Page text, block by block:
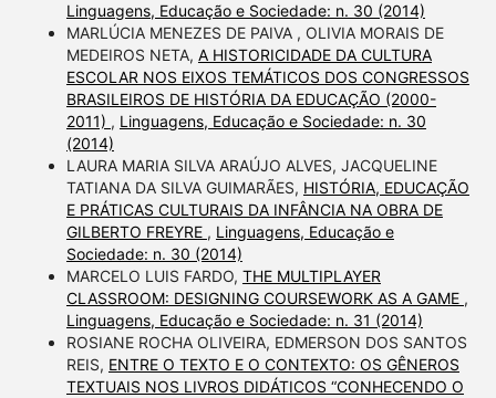
Linguagens, Educação e Sociedade: n. 30 (2014)
MARLÚCIA MENEZES DE PAIVA , OLIVIA MORAIS DE
MEDEIROS NETA, A HISTORICIDADE DA CULTURA
ESCOLAR NOS EIXOS TEMÁTICOS DOS CONGRESSOS
BRASILEIROS DE HISTÓRIA DA EDUCAÇÃO (2000-
2011) , Linguagens, Educação e Sociedade: n. 30
(2014)
LAURA MARIA SILVA ARAÚJO ALVES, JACQUELINE
TATIANA DA SILVA GUIMARÃES, HISTÓRIA, EDUCAÇÃO
E PRÁTICAS CULTURAIS DA INFÂNCIA NA OBRA DE
GILBERTO FREYRE , Linguagens, Educação e
Sociedade: n. 30 (2014)
MARCELO LUIS FARDO, THE MULTIPLAYER
CLASSROOM: DESIGNING COURSEWORK AS A GAME ,
Linguagens, Educação e Sociedade: n. 31 (2014)
ROSIANE ROCHA OLIVEIRA, EDMERSON DOS SANTOS
REIS, ENTRE O TEXTO E O CONTEXTO: OS GÊNEROS
TEXTUAIS NOS LIVROS DIDÁTICOS “CONHECENDO O